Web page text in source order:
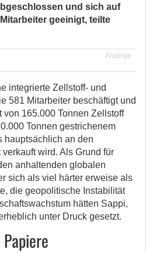
und sich auf
geeinigt, teilte
Anzeige
integrierte Zellstoff- und
581 Mitarbeiter beschäftigt und
165.000 Tonnen Zellstoff
Tonnen gestrichenem
hauptsächlich an den
wird. Als Grund für
anhaltenden globalen
sich als viel härter erweise als
die geopolitische Instabilität
hätten Sappi,
unter Druck gesetzt.